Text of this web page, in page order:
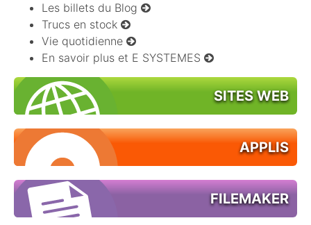
Les billets du Blog
Trucs en stock
Vie quotidienne
En savoir plus et E SYSTEMES
SITES WEB
APPLIS
FILEMAKER